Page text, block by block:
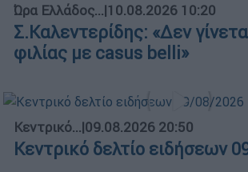
Ώρα Ελλάδος...|10.08.2026 10:20
Σ.Καλεντερίδης: «Δεν
φιλίας με casus belli»
Κεντρικό...|09.08.2026 20:50
Κεντρικό δελτίο ειδήσεων